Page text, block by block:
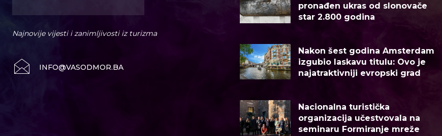
Najnovije vijesti i zanimljivosti iz turizma
INFO@VASODMOR.BA
pronađen ukras od slonovače
star 2.800 godina
Nakon šest godina Amsterdam
izgubio laskavu titulu: Ovo je
najatraktivniji evropski grad
Nacionalna turistička
organizacija učestvovala na
seminaru Formiranje mreže